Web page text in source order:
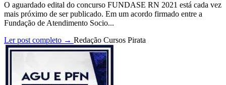
O aguardado edital do concurso FUNDASE RN 2021 está cada vez
mais próximo de ser publicado. Em um acordo firmado entre a
Fundação de Atendimento Socio...
Ler post completo → Redação Cursos Pirata